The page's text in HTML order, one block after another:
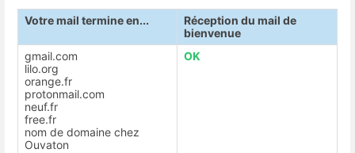
Votre mail termine en...
Réception du mail de
bienvenue
gmail.com
lilo.org
orange.fr
protonmail.com
neuf.fr
free.fr
nom de domaine chez
Ouvaton
OK